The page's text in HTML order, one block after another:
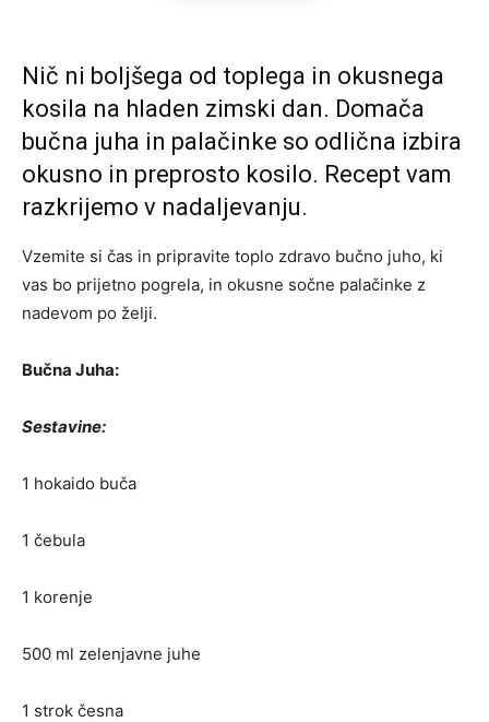
Nič ni boljšega od toplega in okusnega
kosila na hladen zimski dan. Domača
bučna juha in palačinke so odlična izbira
okusno in preprosto kosilo. Recept vam
razkrijemo v nadaljevanju.
Vzemite si čas in pripravite toplo zdravo bučno juho, ki
vas bo prijetno pogrela, in okusne sočne palačinke z
nadevom po želji.
Bučna Juha:
Sestavine:
1 hokaido buča
1 čebula
1 korenje
500 ml zelenjavne juhe
1 strok česna